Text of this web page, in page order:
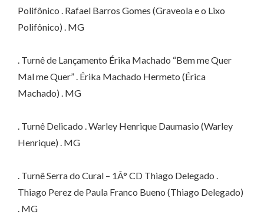
Polifônico . Rafael Barros Gomes (Graveola e o Lixo
Polifônico) . MG
. Turnê de Lançamento Érika Machado “Bem me Quer
Mal me Quer” . Érika Machado Hermeto (Érica
Machado) . MG
. Turnê Delicado . Warley Henrique Daumasio (Warley
Henrique) . MG
. Turnê Serra do Cural – 1Â° CD Thiago Delegado .
Thiago Perez de Paula Franco Bueno (Thiago Delegado)
. MG